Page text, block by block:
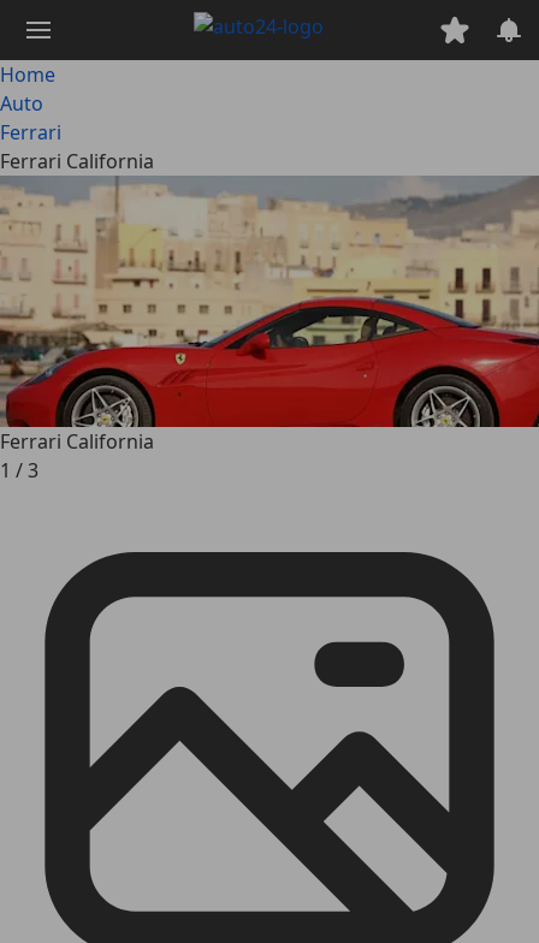
contenuto
principale
Home
Auto
Ferrari
Ferrari California
Ferrari California
1 /3